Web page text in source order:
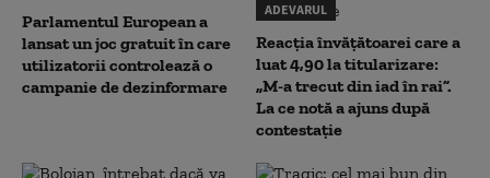
Parlamentul European a
lansat un joc gratuit în care
utilizatorii controlează o
campanie de dezinformare
ADEVARUL
Reacția învățătoarei care a
luat 4,90 la titularizare:
„M-a trecut din iad în rai”.
La ce notă a ajuns după
contestație